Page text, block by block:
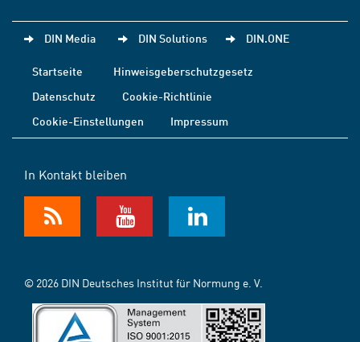
DIN Media DIN Solutions DIN.ONE
Startseite
Hinweisgeberschutzgesetz
Datenschutz
Cookie-Richtlinie
Cookie-Einstellungen
Impressum
In Kontakt bleiben
© 2026 DIN Deutsches Institut für Normung e. V.